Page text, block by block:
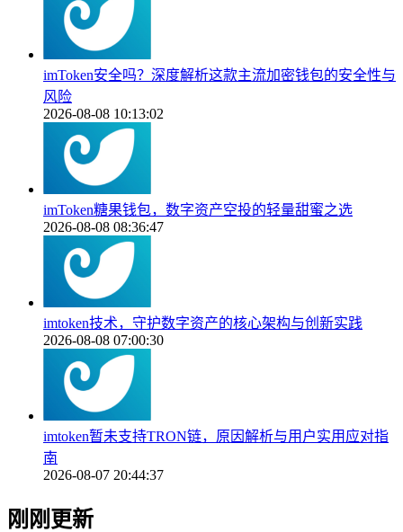
imToken安全吗？深度解析这款主流加密钱包的安全性与
风险
2026-08-08 10:13:02
imToken糖果钱包，数字资产空投的轻量甜蜜之选
2026-08-08 08:36:47
imtoken技术，守护数字资产的核心架构与创新实践
2026-08-08 07:00:30
imtoken暂未支持TRON链，原因解析与用户实用应对指
南
2026-08-07 20:44:37
刚刚更新